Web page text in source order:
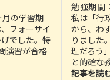
の学習期
フォーサイ
でした。特
演習が合格
勉強期間：
私は「行
から、わ
りました
理だろう
と的確な
記事を読